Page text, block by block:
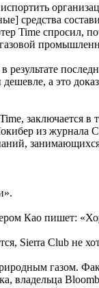
средства
Time спросил,
дешевле, а это
заключается
из
Као пишет:
Sierra Club не
газом.